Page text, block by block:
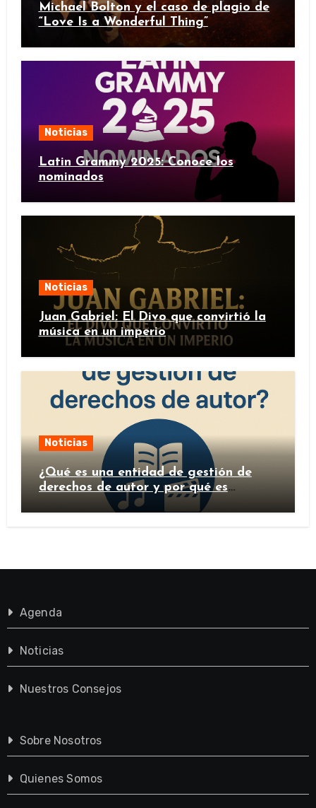
Michael Bolton y el caso de plagio de
“Love Is a Wonderful Thing”
Noticias
Latin Grammy 2025: Conoce los
nominados
Noticias
Juan Gabriel: El Divo que convirtió la
música en un imperio
Noticias
¿Qué es una entidad de gestión de
derechos de autor y por qué es
importante?
Agenda
Noticias
Nuestros Consejos
Sobre Nosotros
Quienes Somos